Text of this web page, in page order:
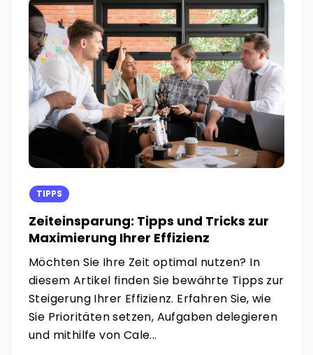
TIPPS
Zeiteinsparung: Tipps und Tricks zur
Maximierung Ihrer Effizienz
Möchten Sie Ihre Zeit optimal nutzen? In
diesem Artikel finden Sie bewährte Tipps zur
Steigerung Ihrer Effizienz. Erfahren Sie, wie
Sie Prioritäten setzen, Aufgaben delegieren
und mithilfe von Cale...